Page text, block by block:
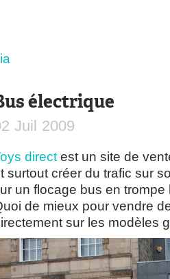
électrique
Juil 2009
direct est un site de
surtout créer du trafic sur
un flocage bus en trompe
de mieux pour vendre
sur les modèles